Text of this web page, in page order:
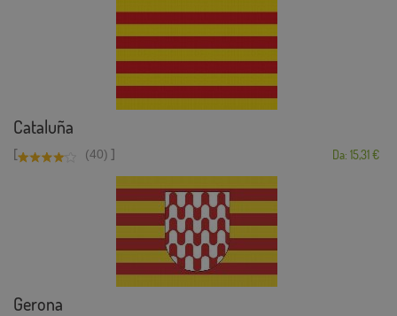
Cataluña
[ (40) ] Da: 15,31 €
Gerona